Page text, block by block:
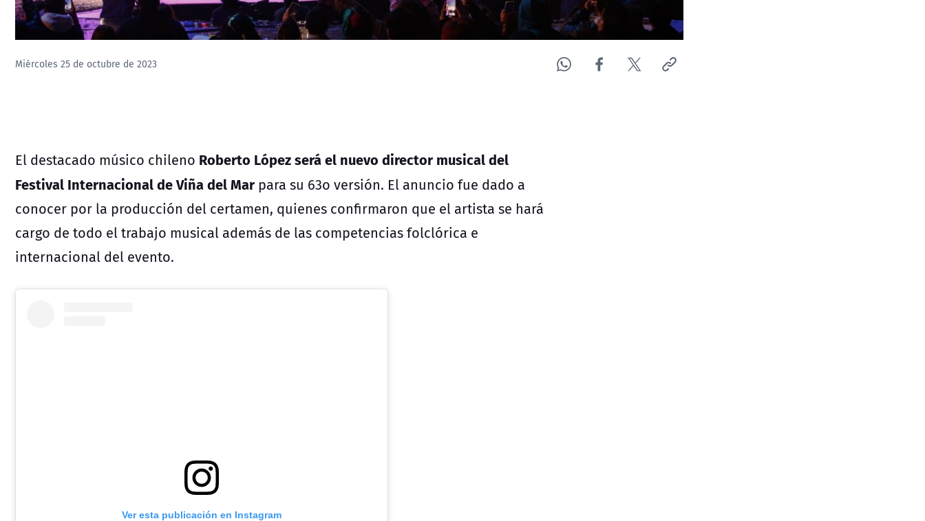
Miércoles 25 de octubre de 2023
El destacado músico chileno Roberto López será el nuevo director musical del
Festival Internacional de Viña del Mar para su 63o versión. El anuncio fue dado a
conocer por la producción del certamen, quienes confirmaron que el artista se hará
cargo de todo el trabajo musical además de las competencias folclórica e
internacional del evento.
Ver esta publicación en Instagram